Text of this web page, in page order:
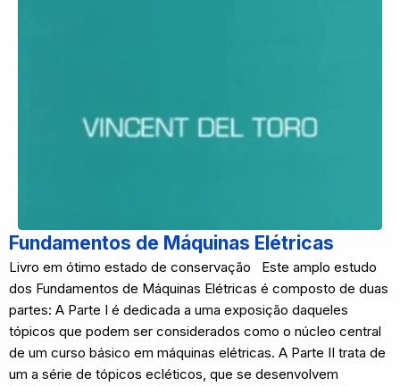
Fundamentos de Máquinas Elétricas
Livro em ótimo estado de conservação Este amplo estudo
dos Fundamentos de Máquinas Elétricas é composto de duas
partes: A Parte I é dedicada a uma exposição daqueles
tópicos que podem ser considerados como o núcleo central
de um curso básico em máquinas elétricas. A Parte II trata de
um a série de tópicos ecléticos, que se desenvolvem